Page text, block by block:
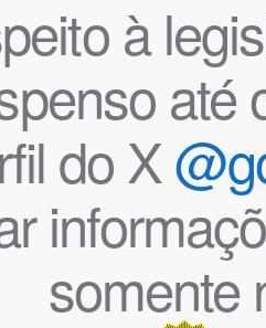
à
até
do X
somente